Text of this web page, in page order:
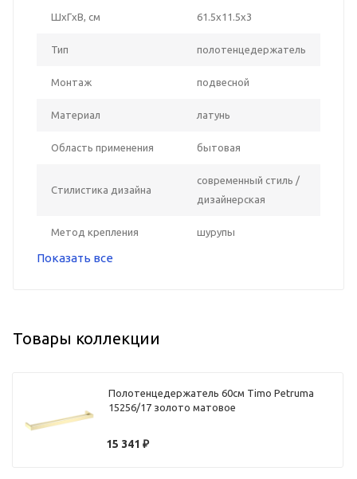
ШxГxВ, см 61.5x11.5x3
Тип полотенцедержатель
Монтаж подвесной
Материал латунь
Область применения бытовая
Стилистика дизайна
современный стиль /
дизайнерская
Метод крепления шурупы
Показать все
Товары коллекции
Полотенцедержатель 60см Timo Petruma
15256/17 золото матовое
15 341 ₽